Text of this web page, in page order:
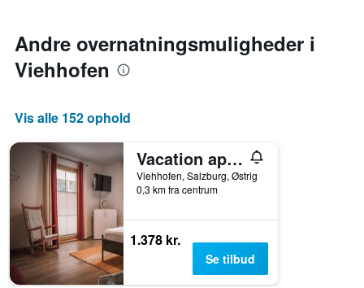
Andre overnatningsmuligheder i
Viehhofen
Vis alle 152 ophold
Vacation apartment near Zell am See & Saalbach Hinterglemm Summercard included
Viehhofen, Salzburg, Østrig
0,3 km fra centrum
1.378 kr.
Se tilbud